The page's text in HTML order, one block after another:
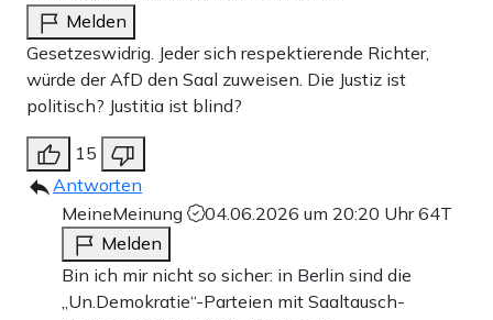
Melden
Gesetzeswidrig. Jeder sich respektierende Richter,
würde der AfD den Saal zuweisen. Die Justiz ist
politisch? Justitia ist blind?
15
Antworten
MeineMeinung
04.06.2026 um 20:20 Uhr64T
Melden
Bin ich mir nicht so sicher: in Berlin sind die
„Un.Demokratie“-Parteien mit Saaltausch-